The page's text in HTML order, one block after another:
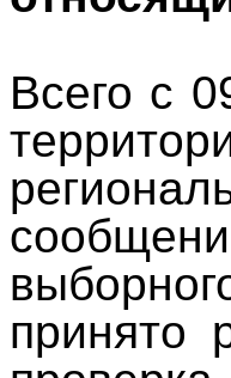
Всего с
принято